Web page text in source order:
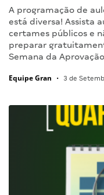
A programação de
está diversa! Assista
certames públicos e
preparar
Semana da
Equipe Gran • 3 de